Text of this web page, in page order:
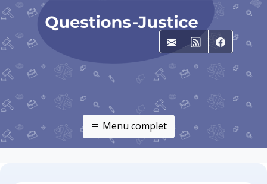
E-mailRSS
Menu complet